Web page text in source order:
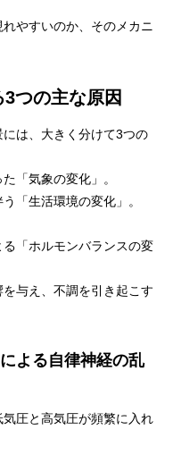
やすいのか、そのメカニ
つの主な原因
は、大きく分けて3つの
「気象の変化」。
「生活環境の変化」。
「ホルモンバランスの変
与え、不調を引き起こす
よる自律神経の乱
圧と高気圧が頻繁に入れ